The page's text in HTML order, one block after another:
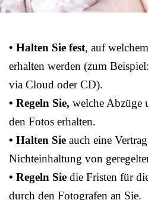
• Halten Sie fest, auf
erhalten werden (zum
via Cloud oder CD).
• Regeln Sie, welche Abzüge
den Fotos erhalten.
• Halten Sie auch eine
Nichteinhaltung von
• Regeln Sie die Fristen für
durch den Fotografen an Sie.